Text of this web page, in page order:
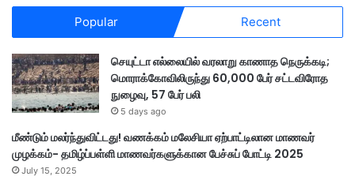
Popular Recent
செயுட்டா எல்லையில் வரலாறு காணாத நெருக்கடி;
மொராக்கோவிலிருந்து 60,000 பேர் சட்டவிரோத
நுழைவு, 57 பேர் பலி
5 days ago
மீண்டும் மலர்ந்துவிட்டது! வணக்கம் மலேசியா ஏற்பாட்டிலான மாணவர்
முழக்கம்- தமிழ்ப்பள்ளி மாணவர்களுக்கான பேச்சுப் போட்டி 2025
July 15, 2025